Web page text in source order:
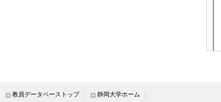
教員データベーストップ 静岡大学ホーム